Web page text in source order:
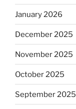
January 2026
December 2025
November 2025
October 2025
September 2025